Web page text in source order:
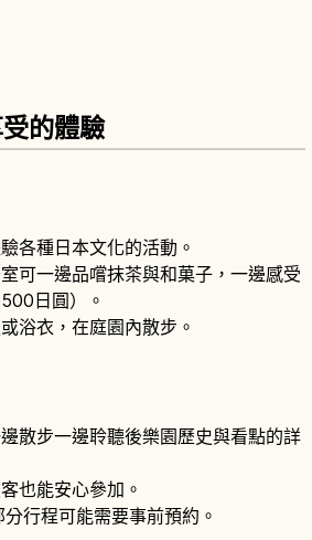
的體驗
各種日本文化的活動。
可一邊品嚐抹茶與和菓子，一邊感受
日圓）。
浴衣，在庭園內散步。
散步一邊聆聽後樂園歷史與看點的詳
也能安心參加。
行程可能需要事前預約。